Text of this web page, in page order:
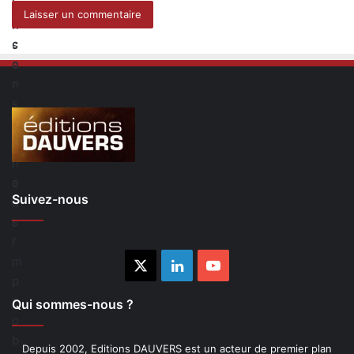
i
r
c
o
t
n
e
s
r
e
n
s
e
-
C
i
n
t
Suivez-nous
LinkedinYouTube
Qui sommes-nous ?
Depuis 2002, Editions DAUVERS est un acteur de premier plan